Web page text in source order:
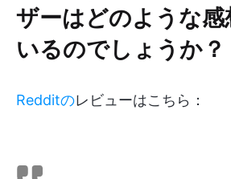
ザーはどのような感
いるのでしょうか？
Redditのレビューはこちら：